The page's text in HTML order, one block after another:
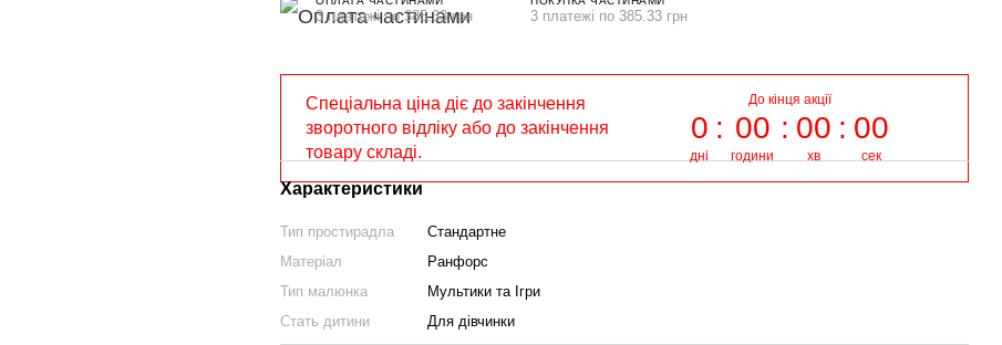
3 платежі по 385.33 грн 3 платежі по 385.33 грн
Спеціальна ціна діє до закінчення
зворотного відліку або до закінчення
товару складі.
До кінця акції
0
дні
00
години
00
хв
00
сек
Характеристики
Тип простирадла
Стандартне
Матеріал
Ранфорс
Тип малюнка
Мультики та Ігри
Стать дитини
Для дівчинки